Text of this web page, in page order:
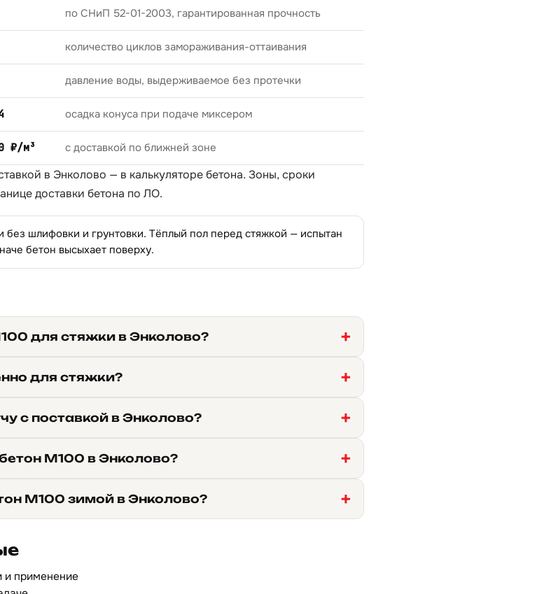
по СНиП 52-01-2003, гарантированная прочность
количество циклов замораживания-оттаивания
давление воды, выдерживаемое без протечки
осадка конуса при подаче миксером
₽/м³ с доставкой по ближней зоне
в Энколово — в калькуляторе бетона. Зоны, сроки
доставки бетона по ЛО.
без шлифовки и грунтовки. Тёплый пол перед стяжкой — испытан
бетон высыхает поверху.
для стяжки в Энколово?
для стяжки?
с поставкой в Энколово?
М100 в Энколово?
М100 зимой в Энколово?
и применение